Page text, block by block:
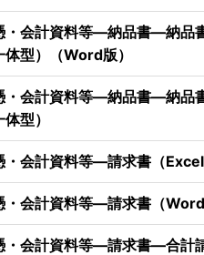
・会計資料等―納品書―納品
体型）（Word版）
・会計資料等―納品書―納品
体型）
・会計資料等―請求書（Excel
・会計資料等―請求書（Word
・会計資料等―請求書―合計